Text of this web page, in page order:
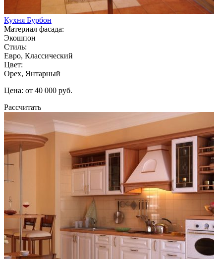
Кухня Бурбон
Материал фасада:
Экошпон
Стиль:
Евро, Классический
Цвет:
Орех, Янтарный
Цена: от 40 000 руб.
Рассчитать